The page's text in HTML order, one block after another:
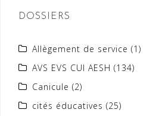
DOSSIERS
Allègement de service (1)
AVS EVS CUI AESH (134)
Canicule (2)
cités éducatives (25)